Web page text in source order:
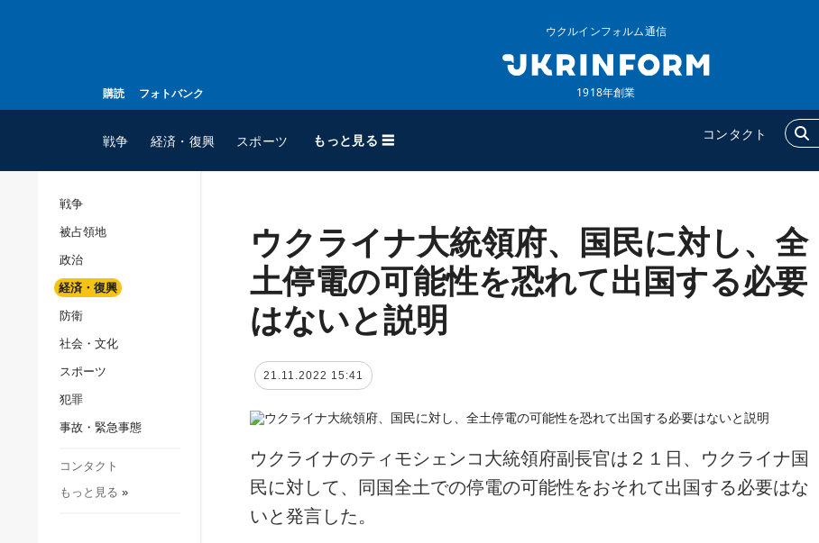
購読 フォトバンク
ウクルインフォルム通信
1918年創業
戦争 経済・復興 スポーツ もっと見る ☰ コンタクト
スポーツ
ウクルインフォルム
ウクルインフォルムについ
て
コンタクト
追加
特集
インタビュー
戦争
被占領地
政治
経済・復興
防衛
社会・文化
スポーツ
犯罪
事故・緊急事態
コンタクト
もっと見る »
ウクライナ大統領府、国民に対し、全
土停電の可能性を恐れて出国する必要
はないと説明
21.11.2022 15:41
ウクライナのティモシェンコ大統領府副長官は２１日、ウクライナ国
民に対して、同国全土での停電の可能性をおそれて出国する必要はな
いと発言した。